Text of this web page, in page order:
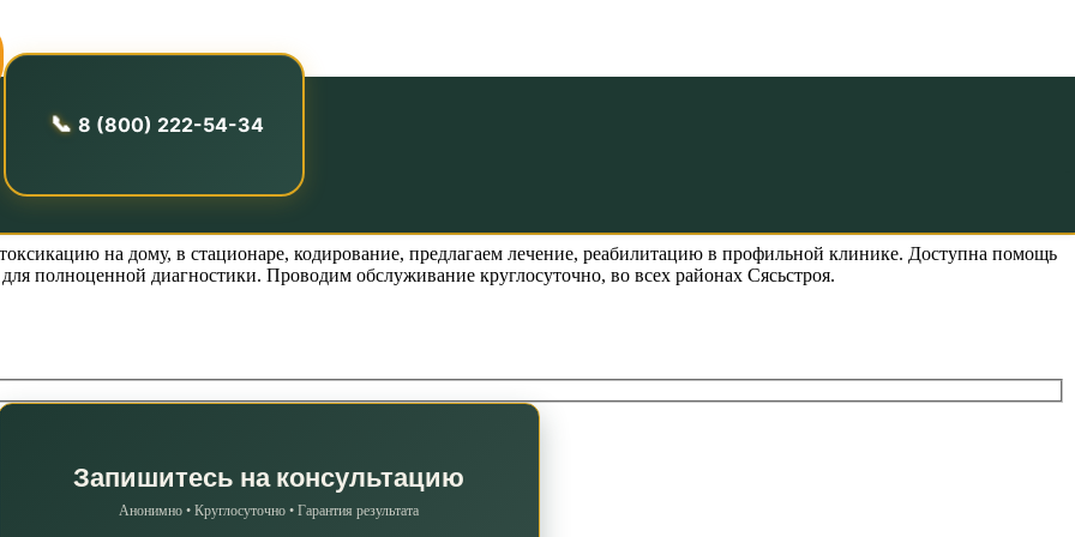
8 (800) 222-54-34
помощь в
на дому, в стационаре, кодирование, предлагаем лечение, реабилитацию в профильной клинике. Доступна помощь
полноценной диагностики. Проводим обслуживание круглосуточно, во всех районах Сясьстроя.
Запишитесь на консультацию
Анонимно • Круглосуточно • Гарантия результата